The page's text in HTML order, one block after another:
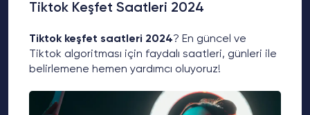
Tiktok Keşfet Saatleri 2024
Tiktok keşfet saatleri 2024? En güncel ve
Tiktok algoritması için faydalı saatleri, günleri ile
belirlemene hemen yardımcı oluyoruz!